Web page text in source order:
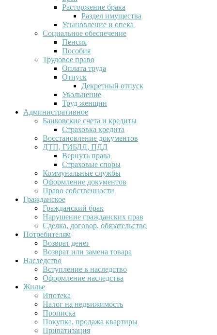
Расторжение брака
Раздел имущества
Усыновление и опека
Социальное обеспечение
Пенсия
Пособия
Трудовое право
Оплата труда
Отпуск
Декретный отпуск
Увольнение
Труд женщин
Административное
Банковские счета и кредиты
Страховка кредита
Восстановление документов
ДТП, ГИБДД, ПДД
Вернуть права
Страховые споры
Коммунальные службы
Оформление документов
Право собственности
Гражданское
Гражданский брак
Нарушение гражданских прав
Сделка, договор, обязательство
Потребителям
Возврат денег
Возврат или замена товара
Наследство
Вступление в наследство
Оформление наследства
Жилье
Ипотека
Налог на недвижимость
Прописка
Покупка, продажа квартиры
Приватизация